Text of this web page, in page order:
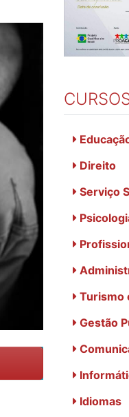
Direito
Serviço
Turismo
Gestão
Idiomas